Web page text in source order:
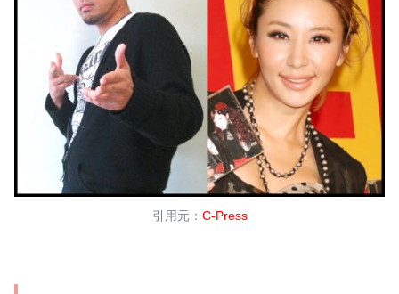
引用元： C-Press